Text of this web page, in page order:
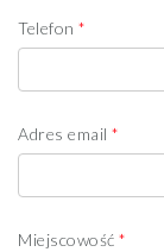
Telefon *
Adres email *
Miejscowość *